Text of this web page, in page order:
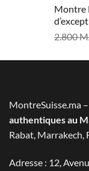
Montre
2.800
MontreSuisse.ma
authentiques au
Rabat, Marrakech,
Adresse : 12,